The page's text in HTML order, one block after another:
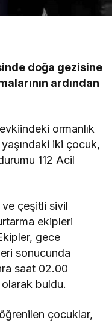
doğa gezisine
ardından
ormanlık
iki çocuk,
112 Acil
ve çeşitli sivil
ekipleri
gece
sonucunda
saat 02.00
olarak buldu.
çocuklar,